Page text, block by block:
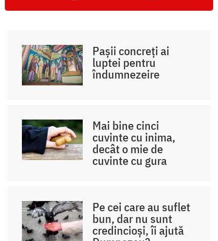
Pașii concreți ai
luptei pentru
îndumnezeire
Mai bine cinci
cuvinte cu inima,
decât o mie de
cuvinte cu gura
Pe cei care au suflet
bun, dar nu sunt
credincioși, îi ajută